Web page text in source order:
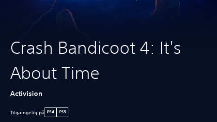
Crash Bandicoot 4: It's
About Time
Activision
Tilgængelig på PS4 PS5